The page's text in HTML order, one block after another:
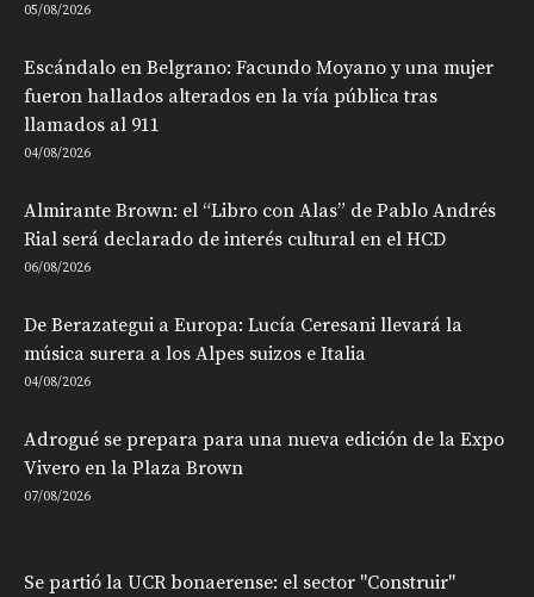
05/08/2026
Escándalo en Belgrano: Facundo Moyano y una mujer
fueron hallados alterados en la vía pública tras
llamados al 911
04/08/2026
Almirante Brown: el “Libro con Alas” de Pablo Andrés
Rial será declarado de interés cultural en el HCD
06/08/2026
De Berazategui a Europa: Lucía Ceresani llevará la
música surera a los Alpes suizos e Italia
04/08/2026
Adrogué se prepara para una nueva edición de la Expo
Vivero en la Plaza Brown
07/08/2026
Se partió la UCR bonaerense: el sector "Construir"